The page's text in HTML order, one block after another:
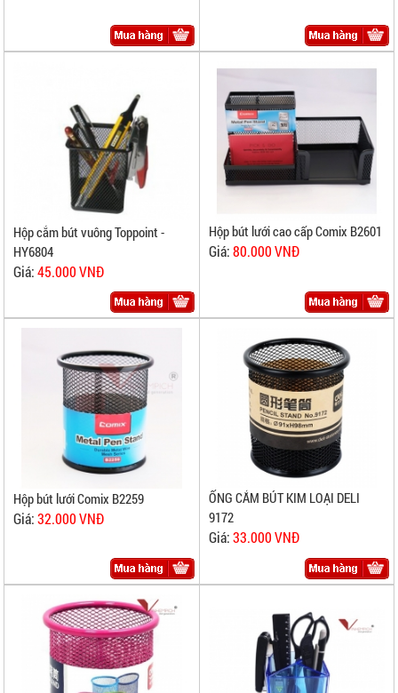
Hộp cắm bút vuông Toppoint -
HY6804
Giá:45.000 VNĐ
Hộp bút lưới cao cấp Comix B2601
Giá:80.000 VNĐ
Hộp bút lưới Comix B2259
Giá:32.000 VNĐ
ỐNG CẮM BÚT KIM LOẠI DELI
9172
Giá:33.000 VNĐ